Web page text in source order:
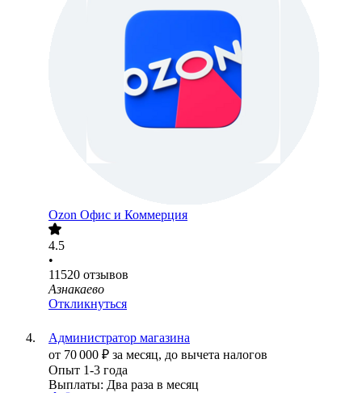
Ozon Офис и Коммерция
4.5
•
11520 отзывов
Азнакаево
Откликнуться
Администратор магазина
от 70 000 ₽ за месяц, до вычета налогов
Опыт 1-3 года
Выплаты: Два раза в месяц